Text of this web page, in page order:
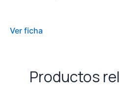
Ver ficha
Productos